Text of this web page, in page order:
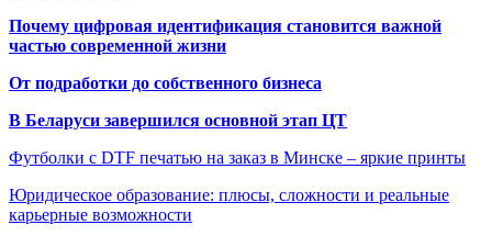
Почему цифровая идентификация становится важной
частью современной жизни
От подработки до собственного бизнеса
В Беларуси завершился основной этап ЦТ
Футболки с DTF печатью на заказ в Минске – яркие принты
Юридическое образование: плюсы, сложности и реальные
карьерные возможности